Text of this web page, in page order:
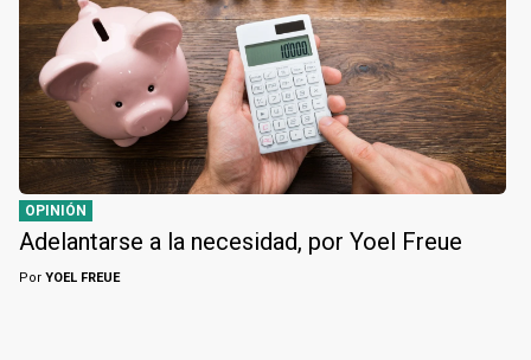
OPINIÓN
Adelantarse a la necesidad, por Yoel Freue
Por YOEL FREUE